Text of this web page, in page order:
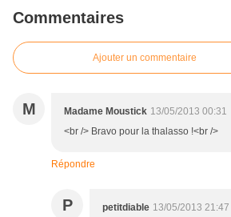
Commentaires
Ajouter un commentaire
M Madame Moustick 13/05/2013 00:31
<br /> Bravo pour la thalasso !<br />
Répondre
P petitdiable 13/05/2013 21:47